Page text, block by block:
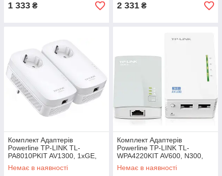
1 333 ₴ 2 331 ₴
Комплект Адаптерiв
Powerline TP-LINK TL-
PA8010PKIT AV1300, 1xGE,
(TL-PA8010 2шт), Розетка
Немає в наявності
Комплект Адаптерiв
Powerline TP-LINK TL-
WPA4220KIT AV600, N300,
(TL-WPA4220 1шт, TL-PA4010
1шт)
Немає в наявності